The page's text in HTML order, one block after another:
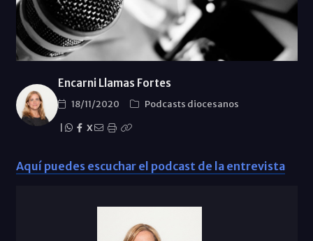
Encarni Llamas Fortes
18/11/2020
Podcasts diocesanos
X
Aquí puedes escuchar el podcast de la entrevista